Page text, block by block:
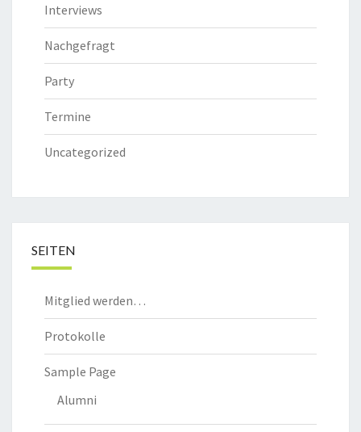
Interviews
Nachgefragt
Party
Termine
Uncategorized
SEITEN
Mitglied werden…
Protokolle
Sample Page
Alumni